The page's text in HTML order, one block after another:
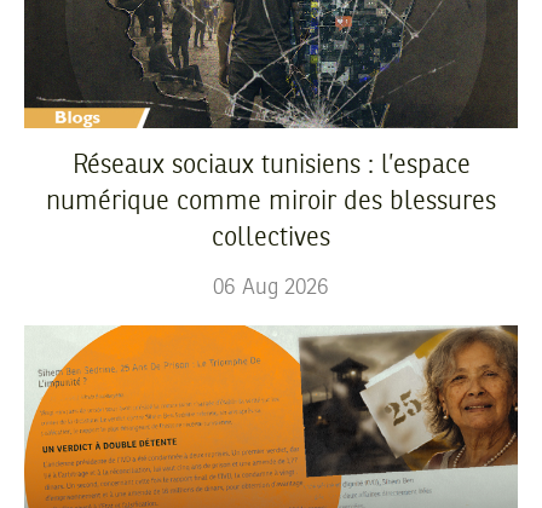
Réseaux sociaux tunisiens : l’espace
numérique comme miroir des blessures
collectives
06 Aug 2026